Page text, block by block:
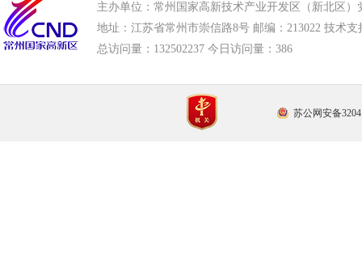
主办单位：常州国家高新技术产业开发区（新北区）
地址：江苏省常州市崇信路8号 邮编：213022 技术支
总访问量： 132502237 今日访问量： 386
苏公网安备